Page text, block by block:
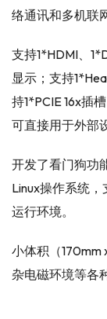
络通讯和多机联
支持1*HDMI、
显示；支持
持1*PCIE 16x插
可直接用于外部
开发了看门狗功
Linux操作系统
运行环境。
小体积（170mm
杂电磁环境等各